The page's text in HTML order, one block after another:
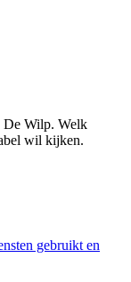
De Wilp. Welk
wil kijken.
gebruikt en